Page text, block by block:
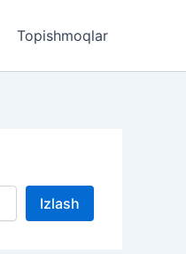
Topishmoqlar
Izlash